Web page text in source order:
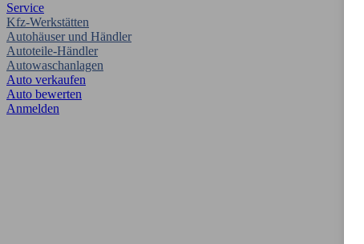
Service
Kfz-Werkstätten
Autohäuser und Händler
Autoteile-Händler
Autowaschanlagen
Auto verkaufen
Auto bewerten
Anmelden